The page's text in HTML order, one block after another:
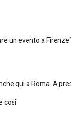
un evento a
qui a Roma. A
cosi